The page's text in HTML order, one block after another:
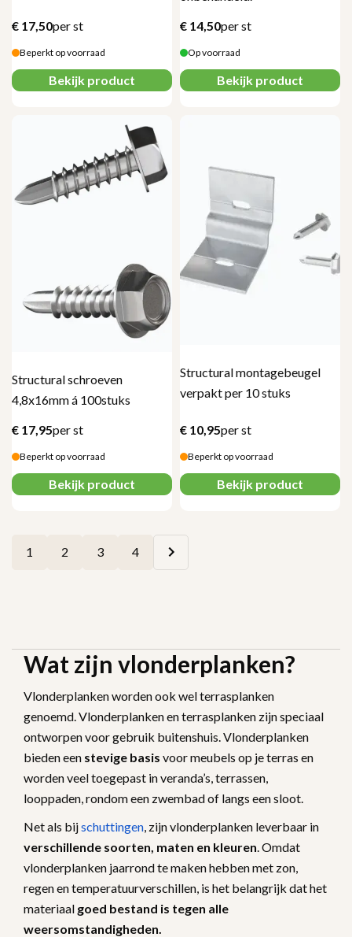
€ 17,50per st
Beperkt op voorraad
Bekijk product
€ 14,50per st
Op voorraad
Bekijk product
Structural schroeven
4,8x16mm á 100stuks
€ 17,95per st
Beperkt op voorraad
Bekijk product
Structural montagebeugel
verpakt per 10 stuks
€ 10,95per st
Beperkt op voorraad
Bekijk product
1 2 3 4
Wat zijn vlonderplanken?
Vlonderplanken worden ook wel terrasplanken
genoemd. Vlonderplanken en terrasplanken zijn speciaal
ontworpen voor gebruik buitenshuis. Vlonderplanken
bieden een stevige basis voor meubels op je terras en
worden veel toegepast in veranda’s, terrassen,
looppaden, rondom een zwembad of langs een sloot.
Net als bijschuttingen , zijn vlonderplanken leverbaar in
verschillende soorten, maten en kleuren . Omdat
vlonderplanken jaarrond te maken hebben met zon,
regen en temperatuurverschillen, is het belangrijk dat het
materiaal goed bestand is tegen alle
weersomstandigheden.